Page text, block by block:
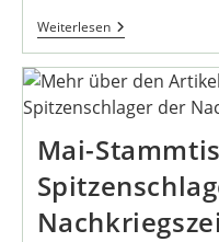
WeiterlesenErste
Monatsradtour
2023
Mai-